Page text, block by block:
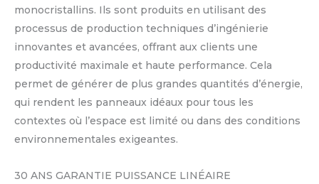
monocristallins. Ils sont produits en utilisant des
processus de production techniques d’ingénierie
innovantes et avancées, offrant aux clients une
productivité maximale et haute performance. Cela
permet de générer de plus grandes quantités d’énergie,
qui rendent les panneaux idéaux pour tous les
contextes où l’espace est limité ou dans des conditions
environnementales exigeantes.
30 ANS GARANTIE PUISSANCE LINÉAIRE